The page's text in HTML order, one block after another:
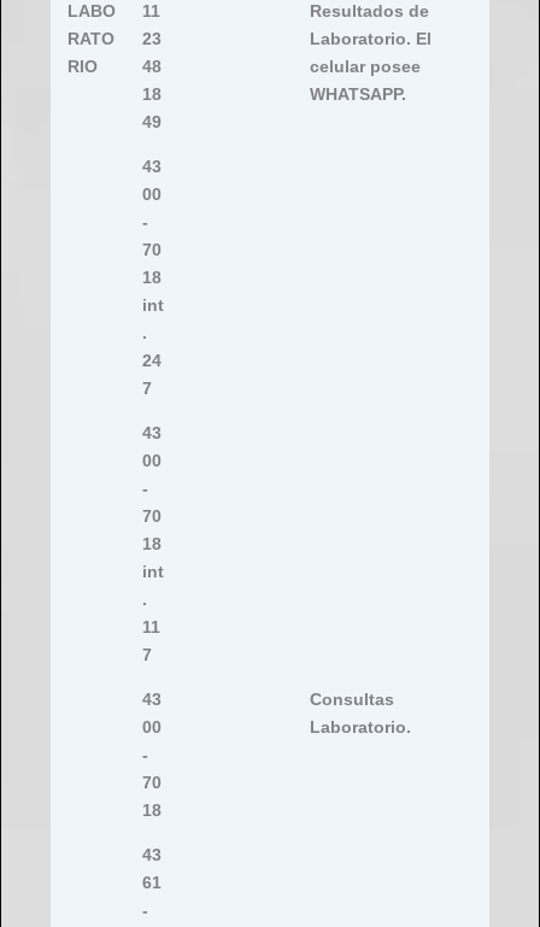
LABO
RATO
RIO
11
23
48
18
49
Resultados de
Laboratorio. El
celular posee
WHATSAPP.
43
00
-
70
18
int
.
24
7
43
00
-
70
18
int
.
11
7
43
00
-
70
18
Consultas
Laboratorio.
43
61
-